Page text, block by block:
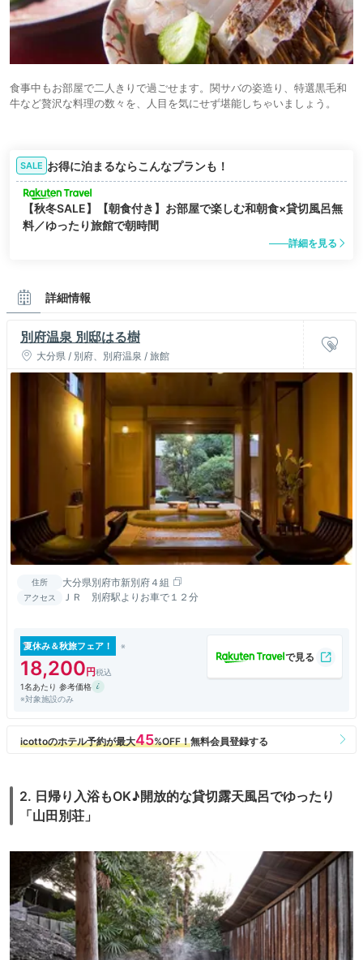
食事中もお部屋で二人きりで過ごせます。関サバの姿造り、特選黒毛和
牛など贅沢な料理の数々を、人目を気にせず堪能しちゃいましょう。
SALE お得に泊まるならこんなプランも！
【秋冬SALE】【朝食付き】お部屋で楽しむ和朝食×貸切風呂無
料／ゆったり旅館で朝時間
詳細を見る
詳細情報
別府温泉 別邸はる樹
大分県 / 別府、別府温泉 / 旅館
住所 大分県別府市新別府４組
アクセス ＪＲ 別府駅よりお車で１２分
夏休み＆秋旅フェア！
18,200
1名あたり 参考価格
※対象施設のみ
2. 日帰り入浴もOK♪開放的な貸切露天風呂でゆったり
「山田別荘」